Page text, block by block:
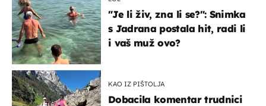
"Je li živ, zna li se?": Snimka
s Jadrana postala hit, radi li
i vaš muž ovo?
KAO IZ PIŠTOLJA
Dobacila komentar trudnici